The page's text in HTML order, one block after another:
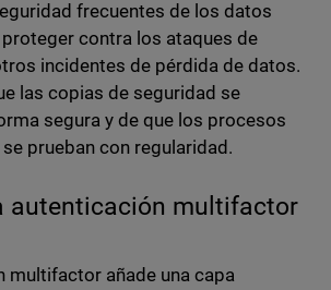
frecuentes de los datos
contra los ataques de
incidentes de pérdida de datos.
las copias de seguridad se
segura y de que los procesos
prueban con regularidad.
autenticación multifactor
multifactor añade una capa